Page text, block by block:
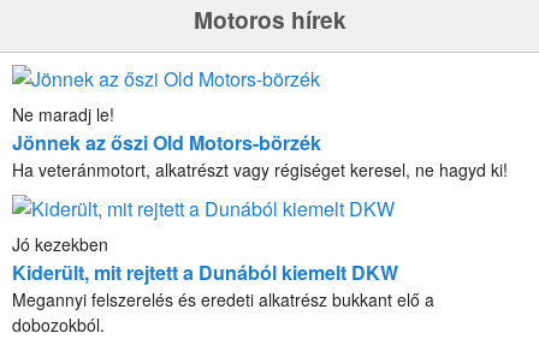
Motoros hírek
Ne maradj le!
Jönnek az őszi Old Motors-börzék
Ha veteránmotort, alkatrészt vagy régiséget keresel, ne hagyd ki!
Jó kezekben
Kiderült, mit rejtett a Dunából kiemelt DKW
Megannyi felszerelés és eredeti alkatrész bukkant elő a
dobozokból.